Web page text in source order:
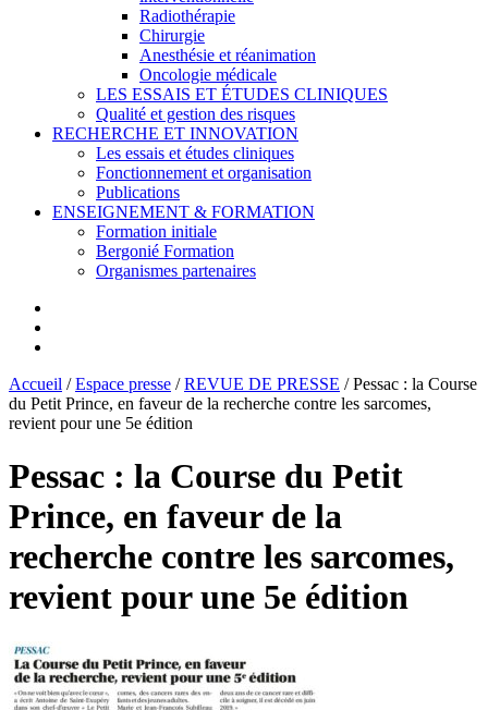
Radiothérapie
Chirurgie
Anesthésie et réanimation
Oncologie médicale
LES ESSAIS ET ÉTUDES CLINIQUES
Qualité et gestion des risques
RECHERCHE ET INNOVATION
Les essais et études cliniques
Fonctionnement et organisation
Publications
ENSEIGNEMENT & FORMATION
Formation initiale
Bergonié Formation
Organismes partenaires
Accueil /Espace presse /REVUE DE PRESSE /Pessac : la Course
du Petit Prince, en faveur de la recherche contre les sarcomes,
revient pour une 5e édition
Pessac : la Course du Petit
Prince, en faveur de la
recherche contre les sarcomes,
revient pour une 5e édition